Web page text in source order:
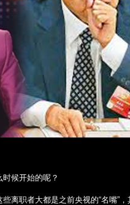
候开始的呢？
离职者大都是之前央视的“名嘴”